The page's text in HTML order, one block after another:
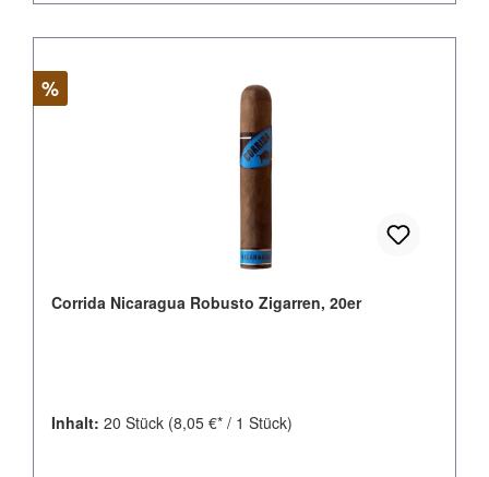
Rabatt
%
Corrida Nicaragua Robusto Zigarren, 20er
Inhalt: 20 Stück (8,05 €* / 1 Stück)